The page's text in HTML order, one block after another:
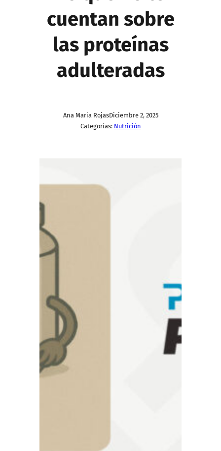
cuentan sobre
las proteínas
adulteradas
Ana Maria RojasDiciembre 2, 2025
Categorías: Nutrición